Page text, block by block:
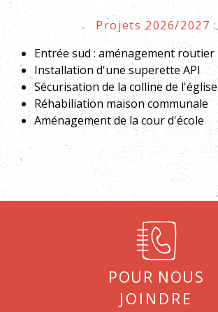
Projets 2026/2027 :
Entrée sud : aménagement routier
Installation d'une superette API
Sécurisation de la colline de l'église
Réhabiliation maison communale
Aménagement de la cour d'école
Pour nous
joindre